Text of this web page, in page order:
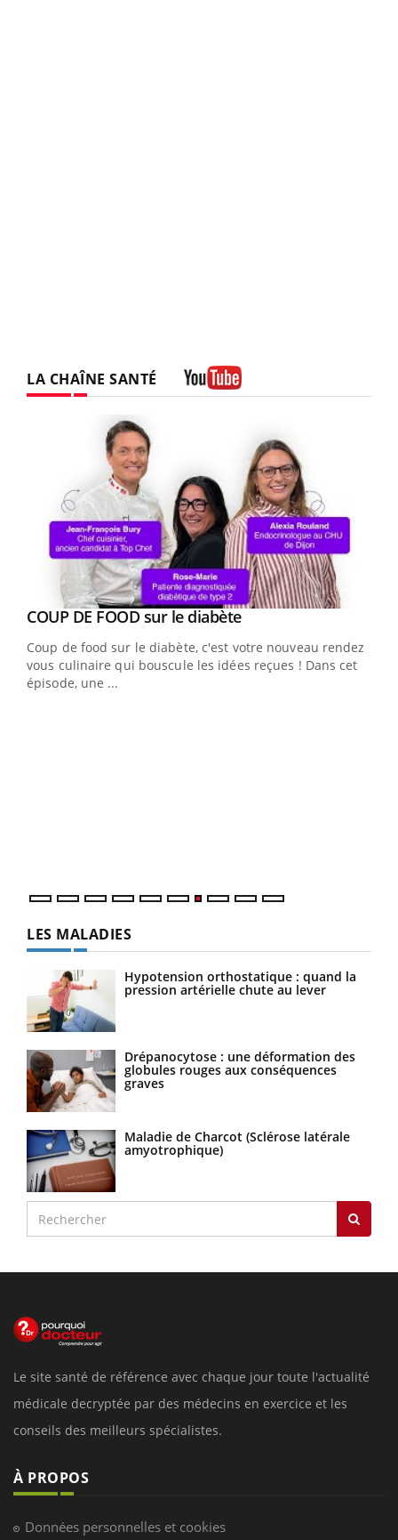
LA CHAÎNE SANTÉ
Youtube
COUP DE FOOD sur le diabèteYoutube
Coup de food sur le diabète, c'est votre nouveau rendez-
vous culinaire qui bouscule les idées reçues ! Dans cet
épisode, une ...
LES MALADIES
Hypotension orthostatique : quand la
pression artérielle chute au lever
Drépanocytose : une déformation des
globules rouges aux conséquences
graves
Maladie de Charcot (Sclérose latérale
amyotrophique)
Le site santé de référence avec chaque jour toute l'actualité
médicale decryptée par des médecins en exercice et les
conseils des meilleurs spécialistes.
À PROPOS
Données personnelles et cookies